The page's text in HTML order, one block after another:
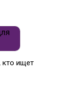
кто ищет